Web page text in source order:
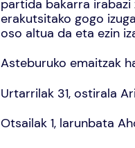
partida bakarra irabazi
erakutsitako gogo
oso altua da eta ezin
Asteburuko emaitzak
Urtarrilak 31, ostirala
Otsailak 1, larunbata